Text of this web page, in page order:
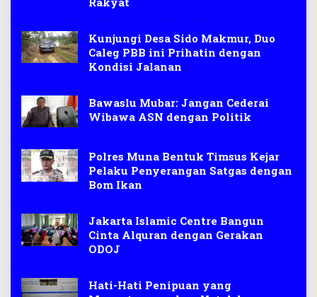
Kunjungi Desa Sido Makmur, Duo
Caleg PBB ini Prihatin dengan
Kondisi Jalanan
Bawaslu Mubar: Jangan Cederai
Wibawa ASN dengan Politik
Polres Muna Bentuk Timsus Kejar
Pelaku Penyerangan Satgas dengan
Bom Ikan
Jakarta Islamic Centre Bangun
Cinta Alquran dengan Gerakan
ODOJ
Hati-Hati Penipuan yang